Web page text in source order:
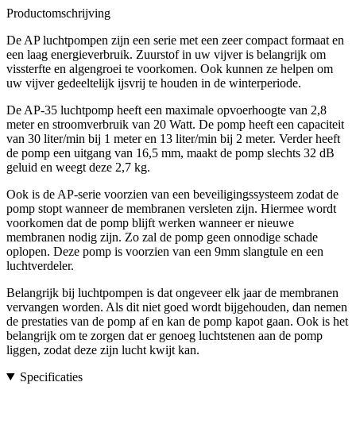
Productomschrijving
De AP luchtpompen zijn een serie met een zeer compact formaat en
een laag energieverbruik. Zuurstof in uw vijver is belangrijk om
vissterfte en algengroei te voorkomen. Ook kunnen ze helpen om
uw vijver gedeeltelijk ijsvrij te houden in de winterperiode.
De AP-35 luchtpomp heeft een maximale opvoerhoogte van 2,8
meter en stroomverbruik van 20 Watt. De pomp heeft een capaciteit
van 30 liter/min bij 1 meter en 13 liter/min bij 2 meter. Verder heeft
de pomp een uitgang van 16,5 mm, maakt de pomp slechts 32 dB
geluid en weegt deze 2,7 kg.
Ook is de AP-serie voorzien van een beveiligingssysteem zodat de
pomp stopt wanneer de membranen versleten zijn. Hiermee wordt
voorkomen dat de pomp blijft werken wanneer er nieuwe
membranen nodig zijn. Zo zal de pomp geen onnodige schade
oplopen. Deze pomp is voorzien van een 9mm slangtule en een
luchtverdeler.
Belangrijk bij luchtpompen is dat ongeveer elk jaar de membranen
vervangen worden. Als dit niet goed wordt bijgehouden, dan nemen
de prestaties van de pomp af en kan de pomp kapot gaan. Ook is het
belangrijk om te zorgen dat er genoeg luchtstenen aan de pomp
liggen, zodat deze zijn lucht kwijt kan.
Specificaties